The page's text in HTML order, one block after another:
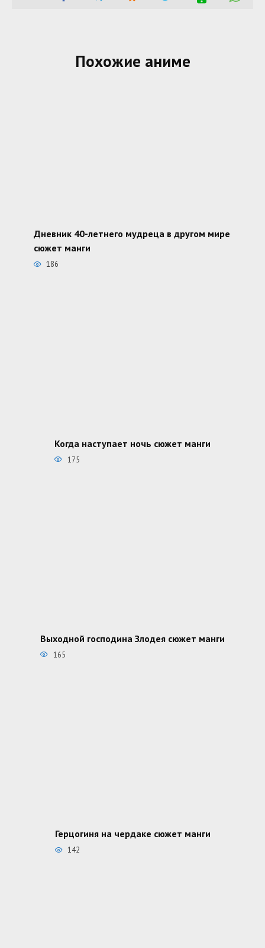
Похожие аниме
Дневник 40-летнего мудреца в другом мире
сюжет манги
186
Когда наступает ночь сюжет манги
175
Выходной господина Злодея сюжет манги
165
Герцогиня на чердаке сюжет манги
142